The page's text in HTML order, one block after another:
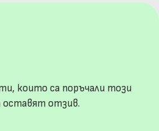
които са поръчали този
оставят отзив.